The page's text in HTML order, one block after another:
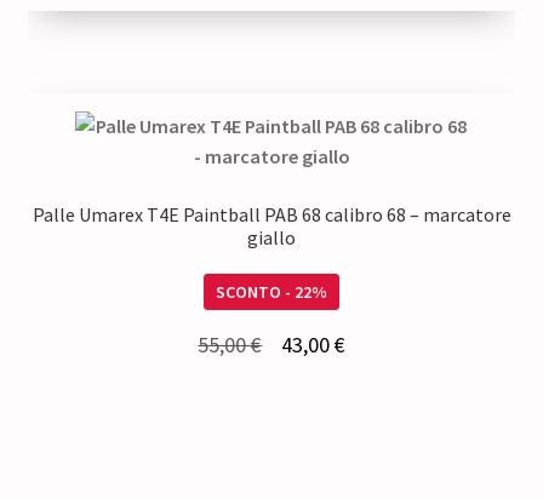
Palle Umarex T4E Paintball PAB 68 calibro 68 – marcatore
giallo
SCONTO - 22%
55,00€ 43,00€Il